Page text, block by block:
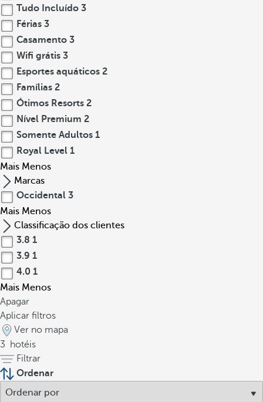
Tudo Incluído 3
Férias 3
Casamento 3
Wifi grátis 3
Esportes aquáticos 2
Famílias 2
Ótimos Resorts 2
Nível Premium 2
Somente Adultos 1
Royal Level 1
Mais Menos
Marcas
Occidental 3
Mais Menos
Classificação dos clientes
3.8 1
3.9 1
4.0 1
Mais Menos
Apagar
Aplicar filtros
Ver no mapa
3
hotéis
Filtrar
Ordenar